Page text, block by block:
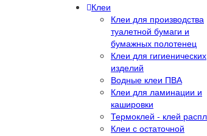
Клеи
Клеи для производства
туалетной бумаги и
бумажных полотенец
Клеи для гигиенических
изделий
Водные клеи ПВА
Клеи для ламинации и
кашировки
Термоклей - клей
Клеи с остаточной